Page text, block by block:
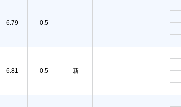
6.79
-0.5
6.81
-0.5 新